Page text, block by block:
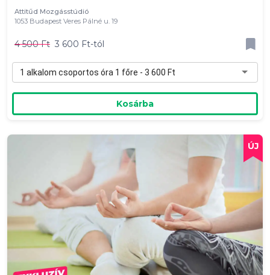
Attitűd Mozgásstúdió
1053 Budapest Veres Pálné u. 19
4 500 Ft 3 600 Ft-tól
1 alkalom csoportos óra 1 főre - 3 600 Ft
Kosárba